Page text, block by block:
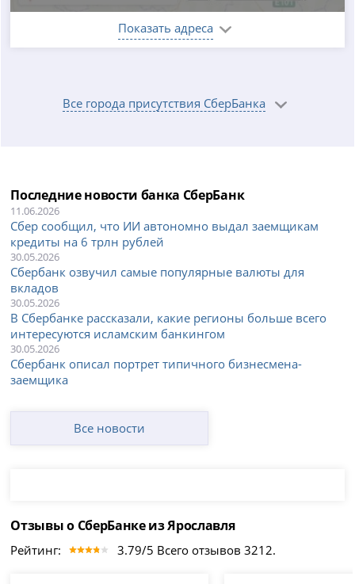
Показать адреса
Все города присутствия СберБанка
Последние новости банка СберБанк
11.06.2026
Сбер сообщил, что ИИ автономно выдал заемщикам
кредиты на 6 трлн рублей
30.05.2026
Сбербанк озвучил самые популярные валюты для
вкладов
30.05.2026
В Сбербанке рассказали, какие регионы больше всего
интересуются исламским банкингом
30.05.2026
Сбербанк описал портрет типичного бизнесмена-
заемщика
Все новости
Отзывы о СберБанке из Ярославля
Рейтинг: 3.79/5 Всего отзывов 3212.